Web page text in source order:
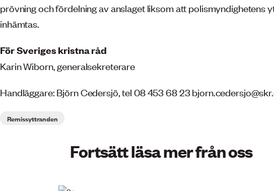
prövning och fördelning av anslaget liksom att polismyndighetens
inhämtas.
För Sveriges kristna råd
Karin Wiborn, generalsekreterare
Handläggare: Björn Cedersjö, tel 08 453 68 23
Remissyttranden
Fortsätt läsa mer från oss